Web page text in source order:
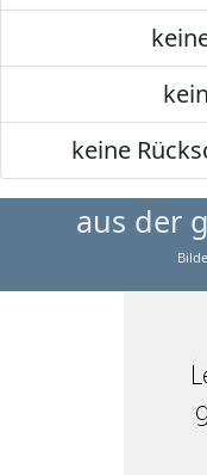
keine
aus der